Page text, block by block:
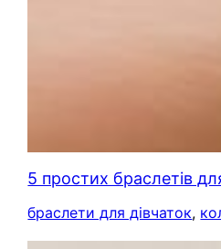
5 простих браслетів
браслети для дівчаток,